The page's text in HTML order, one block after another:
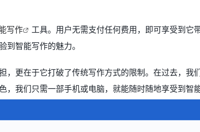
写作
工具。用户无需支付任何费用，即可享受到它
到智能写作的魅力。
，更在于它打破了传统写作方式的限制。在过去，我
我们只需一部手机或电脑，就能随时随地享受到智